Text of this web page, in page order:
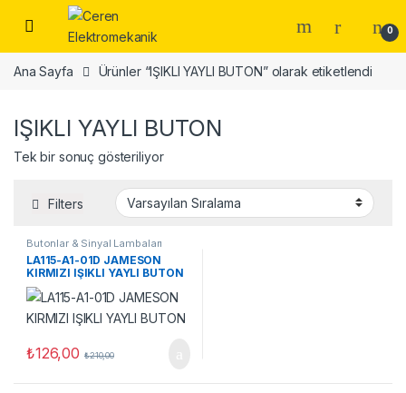
Skip to navigation
Skip to content
0
Ana Sayfa Ürünler “IŞIKLI YAYLI BUTON” olarak etiketlendi
IŞIKLI YAYLI BUTON
Tek bir sonuç gösteriliyor
Filters
Butonlar & Sinyal Lambaları
LA115-A1-01D JAMESON
KIRMIZI IŞIKLI YAYLI BUTON
₺126,00 ₺210,00